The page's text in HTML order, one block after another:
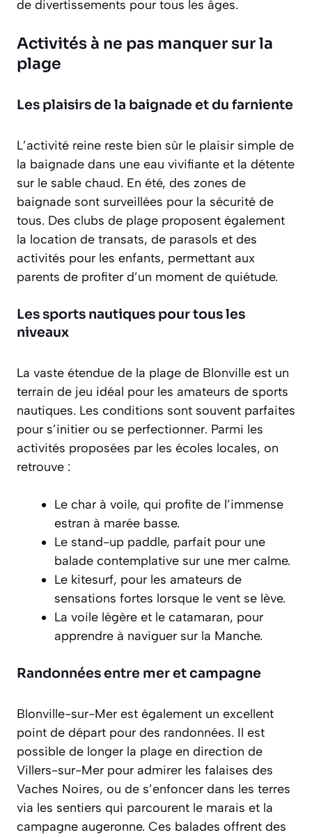
de divertissements pour tous les âges.
Activités à ne pas manquer sur la
plage
Les plaisirs de la baignade et du farniente
L’activité reine reste bien sûr le plaisir simple de
la baignade dans une eau vivifiante et la détente
sur le sable chaud. En été, des zones de
baignade sont surveillées pour la sécurité de
tous. Des clubs de plage proposent également
la location de transats, de parasols et des
activités pour les enfants, permettant aux
parents de profiter d’un moment de quiétude.
Les sports nautiques pour tous les
niveaux
La vaste étendue de la plage de Blonville est un
terrain de jeu idéal pour les amateurs de sports
nautiques. Les conditions sont souvent parfaites
pour s’initier ou se perfectionner. Parmi les
activités proposées par les écoles locales, on
retrouve :
Le char à voile, qui profite de l’immense
estran à marée basse.
Le stand-up paddle, parfait pour une
balade contemplative sur une mer calme.
Le kitesurf, pour les amateurs de
sensations fortes lorsque le vent se lève.
La voile légère et le catamaran, pour
apprendre à naviguer sur la Manche.
Randonnées entre mer et campagne
Blonville-sur-Mer est également un excellent
point de départ pour des randonnées. Il est
possible de longer la plage en direction de
Villers-sur-Mer pour admirer les falaises des
Vaches Noires, ou de s’enfoncer dans les terres
via les sentiers qui parcourent le marais et la
campagne augeronne. Ces balades offrent des